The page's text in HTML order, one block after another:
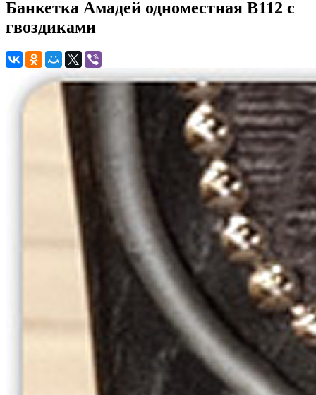
Банкетка Амадей одноместная B112 с
гвоздиками